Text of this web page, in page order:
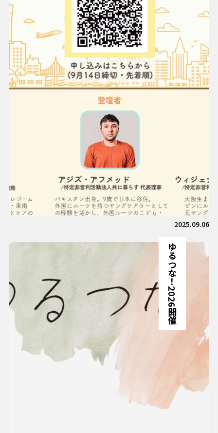
2025.09.06
ゆるつな！2026開催